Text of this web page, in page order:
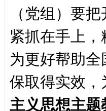
（党组）要
紧抓在手上
为更好帮助
保取得实效，
主义思想主题